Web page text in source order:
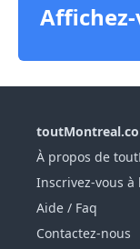
À propos de
Inscrivez-vous
Aide / Faq
Contactez-nous